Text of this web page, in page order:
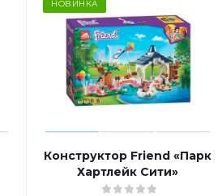
НОВИНКА
Конструктор Friend «Парк
Хартлейк Сити»